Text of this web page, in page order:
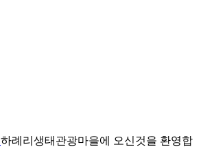
하례리생태관광마을에 오신것을 환영합